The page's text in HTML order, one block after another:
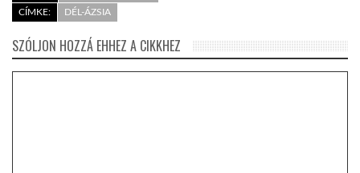
CÍMKE:
DÉL-ÁZSIA
SZÓLJON HOZZÁ EHHEZ A CIKKHEZ